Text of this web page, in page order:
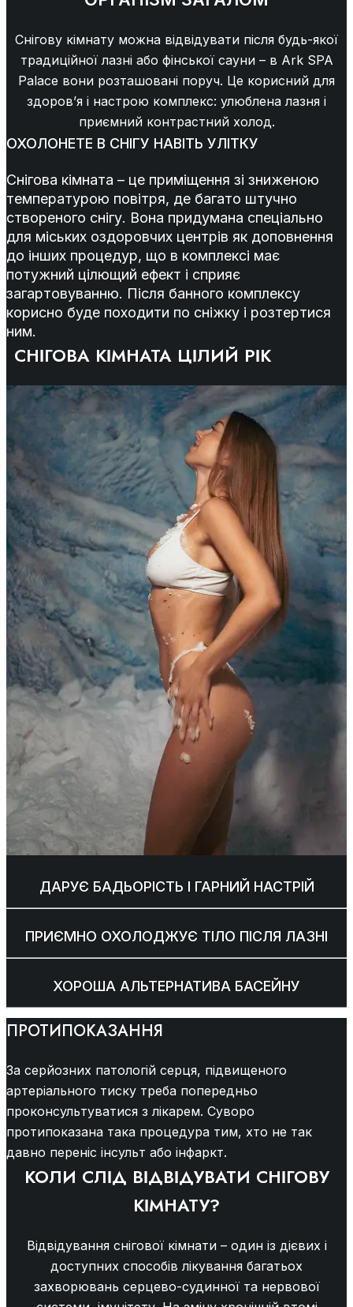
Снігову кімнату можна відвідувати після будь-якої
традиційної лазні або фінської сауни – в Ark SPA
Palace вони розташовані поруч. Це корисний для
здоров’я і настрою комплекс: улюблена лазня і
приємний контрастний холод.
ОХОЛОНЕТЕ В СНІГУ НАВІТЬ УЛІТКУ
Снігова кімната – це приміщення зі зниженою
температурою повітря, де багато штучно
створеного снігу. Вона придумана спеціально
для міських оздоровчих центрів як доповнення
до інших процедур, що в комплексі має
потужний цілющий ефект і сприяє
загартовуванню. Після банного комплексу
корисно буде походити по сніжку і розтертися
ним.
СНІГОВА КІМНАТА ЦІЛИЙ РІК
ДАРУЄ БАДЬОРІСТЬ І ГАРНИЙ НАСТРІЙ
ПРИЄМНО ОХОЛОДЖУЄ ТІЛО ПІСЛЯ ЛАЗНІ
ХОРОША АЛЬТЕРНАТИВА БАСЕЙНУ
ПРОТИПОКАЗАННЯ
За серйозних патологій серця, підвищеного
артеріального тиску треба попередньо
проконсультуватися з лікарем. Суворо
протипоказана така процедура тим, хто не так
давно переніс інсульт або інфаркт.
КОЛИ СЛІД ВІДВІДУВАТИ СНІГОВУ
КІМНАТУ?
Відвідування снігової кімнати – один із дієвих і
доступних способів лікування багатьох
захворювань серцево-судинної та нервової